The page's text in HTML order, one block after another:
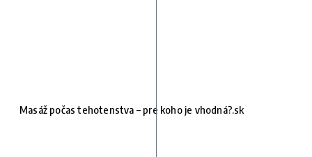
Masáž počas tehotenstva – pre koho je vhodná?.sk